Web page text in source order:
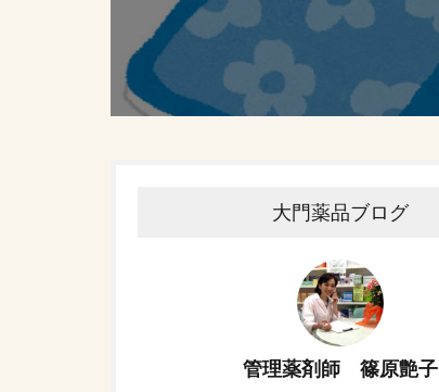
大門薬品ブログ
管理薬剤師 篠原艶子